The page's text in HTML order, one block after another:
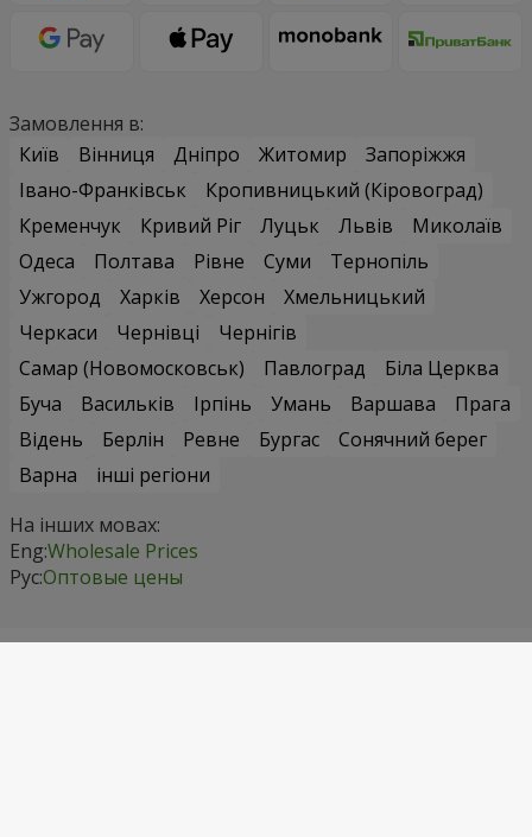
Замовлення в:
Київ
Вінниця Дніпро Житомир
Запоріжжя
Івано-Франківськ
Кропивницький (Кіровоград)
Кременчук
Кривий Ріг Луцьк Львів
Миколаїв
Одеса
Полтава Рівне Суми
Тернопіль
Ужгород
Харків Херсон
Хмельницький
Черкаси
Чернівці
Чернігів
Самар (Новомосковськ)
Павлоград
Біла Церква
Буча
Васильків Ірпінь Умань Варшава
Прага
Відень
Берлін Ревне Бургас
Сонячний берег
Варна
інші регіони
На інших мовах:
Eng:Wholesale Prices
Рус:Оптовые цены